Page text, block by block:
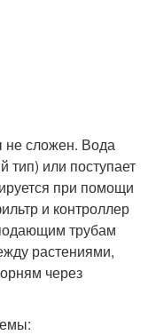
не сложен. Вода
тип) или поступает
при помощи
и контроллер
трубам
растениями,
через